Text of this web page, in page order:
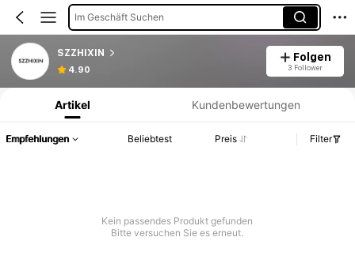
Im Geschäft Suchen
SZZHIXIN
4.90
Folgen
3 Follower
Produktinformation: Preisangabe, Verkaufs- und Lagerbestandsdetails.
Artikel Kundenbewertungen
Empfehlungen Beliebtest Preis Filter
Kein passendes Produkt gefunden
Bitte versuchen Sie es erneut.